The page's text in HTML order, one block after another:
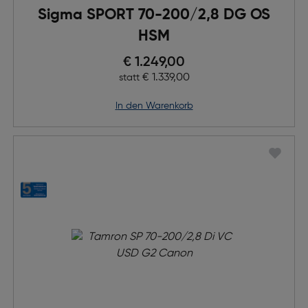
Sigma SPORT 70-200/2,8 DG OS
HSM
Preis nach Rabatts
€ 1.249,00
statt Ursprünglicher Preis
€ 1.339,00
in den Warenkorb